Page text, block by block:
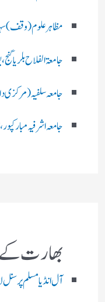
مظاہرعلوم
جامعۃ الفلاح
جامعہ سلفیہ(مرکزی
جامعہ اشرفیہ
بھارت کے
آل انڈیا مسلم پرسنل